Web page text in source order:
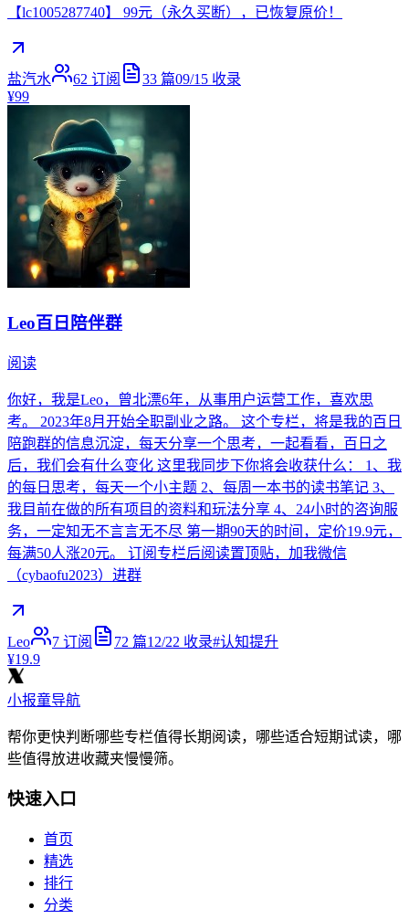
【lc1005287740】 99元（永久买断），已恢复原价！
盐汽水 62 订阅 33 篇09/15 收录
¥99
Leo百日陪伴群
阅读
你好，我是Leo，曾北漂6年，从事用户运营工作，喜欢思
考。 2023年8月开始全职副业之路。 这个专栏，将是我的百日
陪跑群的信息沉淀，每天分享一个思考，一起看看，百日之
后，我们会有什么变化 这里我同步下你将会收获什么： 1、我
的每日思考，每天一个小主题 2、每周一本书的读书笔记 3、
我目前在做的所有项目的资料和玩法分享 4、24小时的咨询服
务，一定知无不言言无不尽 第一期90天的时间，定价19.9元，
每满50人涨20元。 订阅专栏后阅读置顶贴，加我微信
（cybaofu2023）进群
Leo 7 订阅 72 篇12/22 收录#认知提升
¥19.9
小报童导航
帮你更快判断哪些专栏值得长期阅读，哪些适合短期试读，哪
些值得放进收藏夹慢慢筛。
快速入口
首页
精选
排行
分类